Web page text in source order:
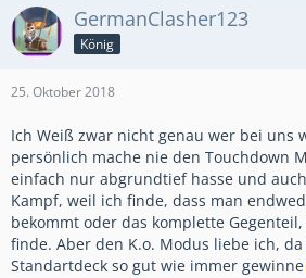
GermanClasher123
König
25. Oktober 2018
Ich Weiß zwar nicht genau wer bei uns
persönlich mache nie den Touchdown
einfach nur abgrundtief hasse und
Kampf, weil ich finde, dass man
bekommt oder das komplette
finde. Aber den K.o. Modus liebe ich,
Standartdeck so gut wie immer gewinne